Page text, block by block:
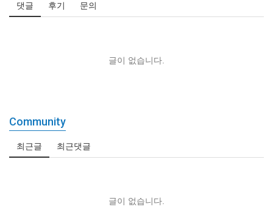
댓글 후기 문의
글이 없습니다.
Community
최근글 최근댓글
글이 없습니다.